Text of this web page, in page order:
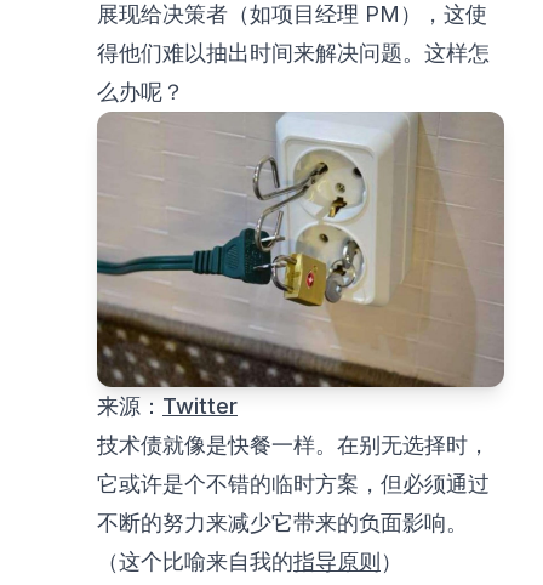
展现给决策者（如项目经理 PM），这使
得他们难以抽出时间来解决问题。这样怎
么办呢？
来源： Twitter
技术债就像是快餐一样。在别无选择时，
它或许是个不错的临时方案，但必须通过
不断的努力来减少它带来的负面影响。
（这个比喻来自我的指导原则）